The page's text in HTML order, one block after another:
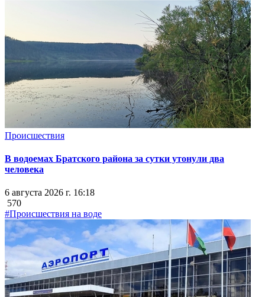
Происшествия
В водоемах Братского района за сутки утонули два
человека
6 августа 2026 г. 16:18
570
#Происшествия на воде